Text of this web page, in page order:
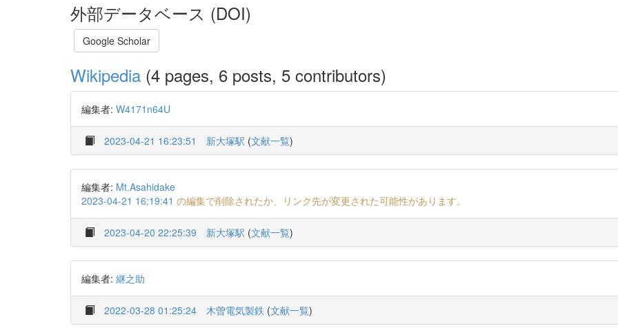
外部データベース (DOI)
Google Scholar
Wikipedia (4 pages, 6 posts, 5 contributors)
編集者: W4171n64U
2023-04-21 16:23:51 新大塚駅 (文献一覧)
編集者: Mt.Asahidake
2023-04-21 16:19:41 の編集で削除されたか、リンク先が変更された可能性があります。
2023-04-20 22:25:39 新大塚駅 (文献一覧)
編集者: 継之助
2022-03-28 01:25:24 木曽電気製鉄 (文献一覧)